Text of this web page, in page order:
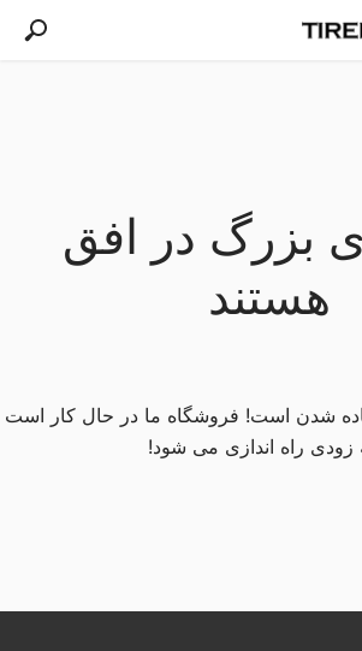
بزرگ در افق
هستند
شدن است! فروشگاه ما در حال کار است
زودی راه اندازی می شود!